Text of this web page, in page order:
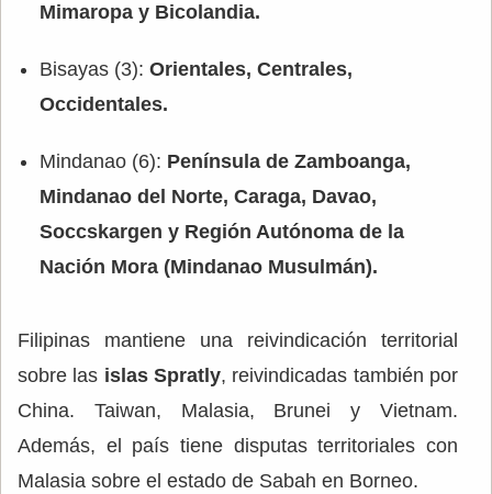
Mimaropa y Bicolandia.
Bisayas (3): Orientales, Centrales,
Occidentales.
Mindanao (6): Península de Zamboanga,
Mindanao del Norte, Caraga, Davao,
Soccskargen y Región Autónoma de la
Nación Mora (Mindanao Musulmán).
Filipinas mantiene una reivindicación territorial
sobre las islas Spratly, reivindicadas también por
China. Taiwan, Malasia, Brunei y Vietnam.
Además, el país tiene disputas territoriales con
Malasia sobre el estado de Sabah en Borneo.